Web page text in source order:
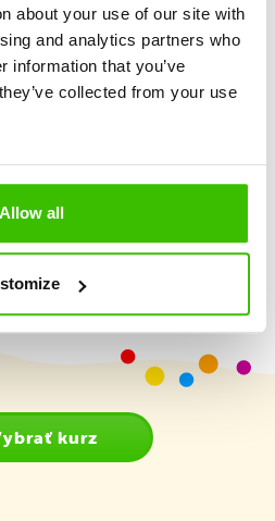
about your use of our site with
and analytics partners who
information that you’ve
collected from your use
Allow all
vekovým skupinám
zážitok a zábava
samolepkami
kurz